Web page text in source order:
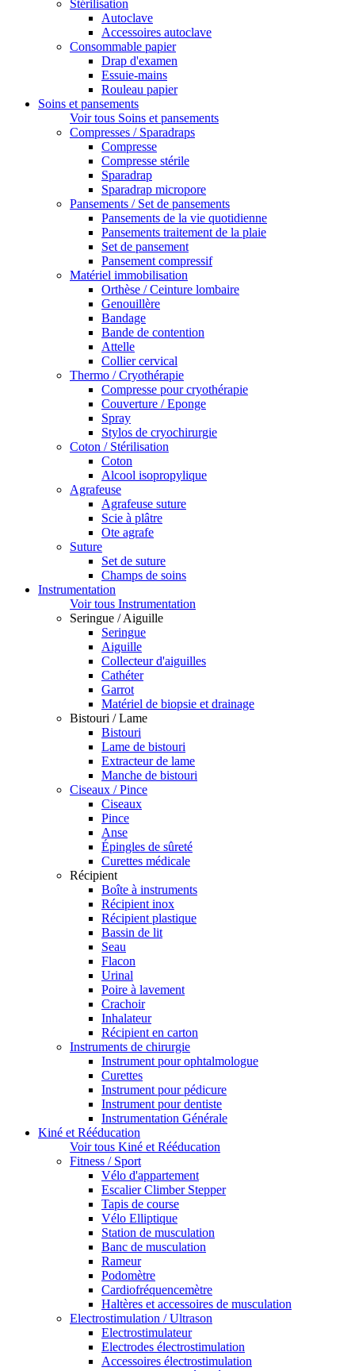
Stérilisation
Autoclave
Accessoires autoclave
Consommable papier
Drap d'examen
Essuie-mains
Rouleau papier
Soins et pansements
Voir tous Soins et pansements
Compresses / Sparadraps
Compresse
Compresse stérile
Sparadrap
Sparadrap micropore
Pansements / Set de pansements
Pansements de la vie quotidienne
Pansements traitement de la plaie
Set de pansement
Pansement compressif
Matériel immobilisation
Orthèse / Ceinture lombaire
Genouillère
Bandage
Bande de contention
Attelle
Collier cervical
Thermo / Cryothérapie
Compresse pour cryothérapie
Couverture / Eponge
Spray
Stylos de cryochirurgie
Coton / Stérilisation
Coton
Alcool isopropylique
Agrafeuse
Agrafeuse suture
Scie à plâtre
Ote agrafe
Suture
Set de suture
Champs de soins
Instrumentation
Voir tous Instrumentation
Seringue / Aiguille
Seringue
Aiguille
Collecteur d'aiguilles
Cathéter
Garrot
Matériel de biopsie et drainage
Bistouri / Lame
Bistouri
Lame de bistouri
Extracteur de lame
Manche de bistouri
Ciseaux / Pince
Ciseaux
Pince
Anse
Épingles de sûreté
Curettes médicale
Récipient
Boîte à instruments
Récipient inox
Récipient plastique
Bassin de lit
Seau
Flacon
Urinal
Poire à lavement
Crachoir
Inhalateur
Récipient en carton
Instruments de chirurgie
Instrument pour ophtalmologue
Curettes
Instrument pour pédicure
Instrument pour dentiste
Instrumentation Générale
Kiné et Rééducation
Voir tous Kiné et Rééducation
Fitness / Sport
Vélo d'appartement
Escalier Climber Stepper
Tapis de course
Vélo Elliptique
Station de musculation
Banc de musculation
Rameur
Podomètre
Cardiofréquencemètre
Haltères et accessoires de musculation
Electrostimulation / Ultrason
Electrostimulateur
Electrodes électrostimulation
Accessoires électrostimulation